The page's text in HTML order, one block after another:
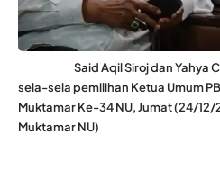
Said Aqil Siroj dan Yahya
sela-sela pemilihan Ketua Umum
Muktamar Ke-34 NU, Jumat (24/
Muktamar NU)